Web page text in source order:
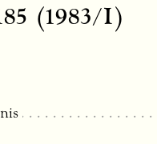
(1983/I)